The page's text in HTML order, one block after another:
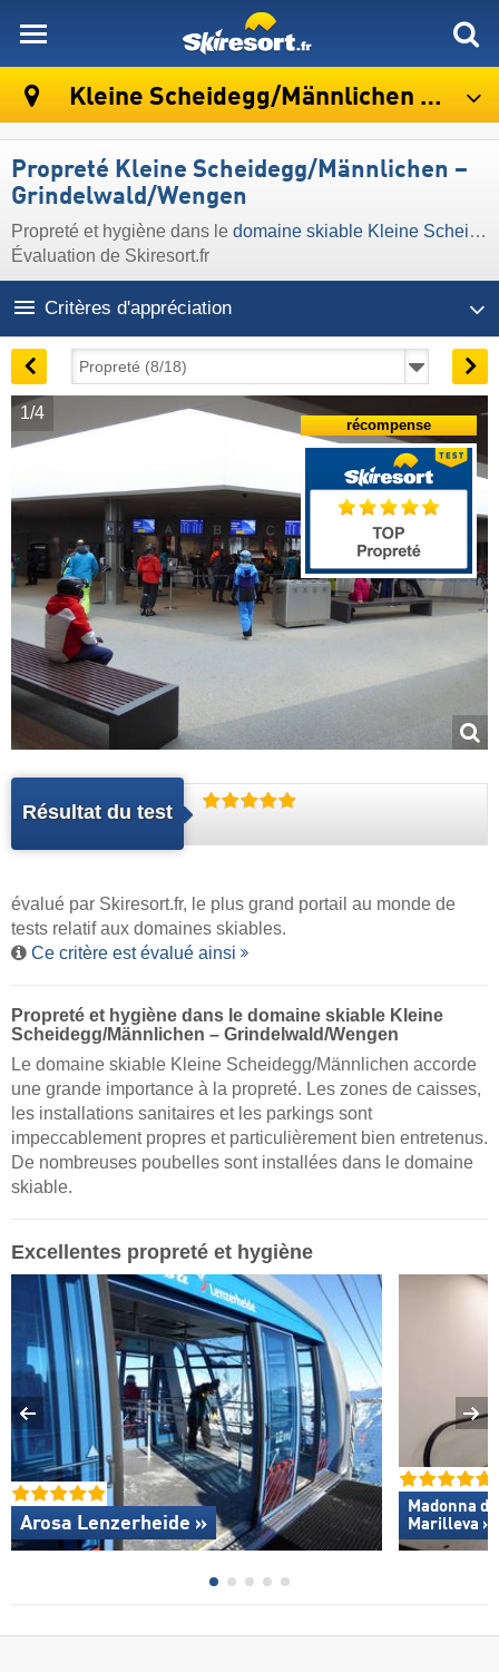
Kleine Scheidegg/​Männlichen – Grindelwald/​Wengen
Propreté Kleine Scheidegg/​Männlichen –
Grindelwald/​Wengen
Propreté et hygiène dans le domaine skiable Kleine Scheidegg/​Männlichen – Grindelwald/​Wengen
Évaluation de Skiresort.fr
Critères d'appréciation
1/4
Résultat du test
récompense
évalué par Skiresort.fr, le plus grand portail au monde de
tests relatif aux domaines skiables.
Ce critère est évalué ainsi
Propreté et hygiène dans le domaine skiable Kleine
Scheidegg/​Männlichen – Grindelwald/​Wengen
Le domaine skiable Kleine Scheidegg/Männlichen accorde
une grande importance à la propreté. Les zones de caisses,
les installations sanitaires et les parkings sont
impeccablement propres et particulièrement bien entretenus.
De nombreuses poubelles sont installées dans le domaine
skiable.
Excellentes propreté et hygiène
Arosa Lenzerheide »
Madonna
Marilleva »